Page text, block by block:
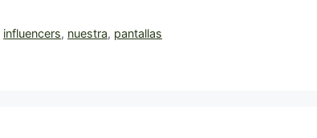
influencers, nuestra, pantallas